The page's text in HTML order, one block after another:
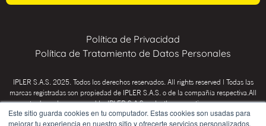
Este sitio guarda cookies en tu computador. Estas cookies son usadas para
mejorar tu experiencia en nuestro sitio y ofrecerte servicios personalizados.
Política de Privacidad
Política de Tratamiento de Datos Personales
IPLER S.A.S. 2025. Todos los derechos reservados. All rights reserved | Todas las
marcas registradas son propiedad de IPLER S.A.S. o de la compañía respectiva.All
trademarks are owned by IPLER S.A.S. or by the respective company.
INSTITUTO PSICOTÉCNICO IPLER: Educación para el trabajo y el desarrollo